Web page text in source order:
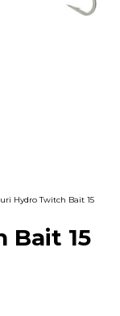
Hydro Twitch Bait 15
Bait 15